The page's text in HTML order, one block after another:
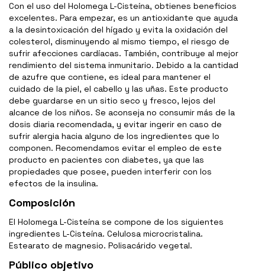
Con el uso del Holomega L-Cisteína, obtienes beneficios
excelentes. Para empezar, es un antioxidante que ayuda
a la desintoxicación del hígado y evita la oxidación del
colesterol, disminuyendo al mismo tiempo, el riesgo de
sufrir afecciones cardíacas. También, contribuye al mejor
rendimiento del sistema inmunitario. Debido a la cantidad
de azufre que contiene, es ideal para mantener el
cuidado de la piel, el cabello y las uñas. Este producto
debe guardarse en un sitio seco y fresco, lejos del
alcance de los niños. Se aconseja no consumir más de la
dosis diaria recomendada, y evitar ingerir en caso de
sufrir alergia hacia alguno de los ingredientes que lo
componen. Recomendamos evitar el empleo de este
producto en pacientes con diabetes, ya que las
propiedades que posee, pueden interferir con los
efectos de la insulina.
Composición
El Holomega L-Cisteína se compone de los siguientes
ingredientes L-Cisteína. Celulosa microcristalina.
Estearato de magnesio. Polisacárido vegetal.
Público objetivo